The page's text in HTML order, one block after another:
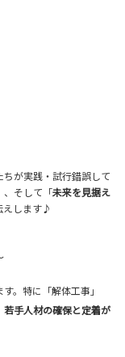
が実践・試行錯誤して
、そして「未来を見据え
えします♪
。特に「解体工事」
若手人材の確保と定着が